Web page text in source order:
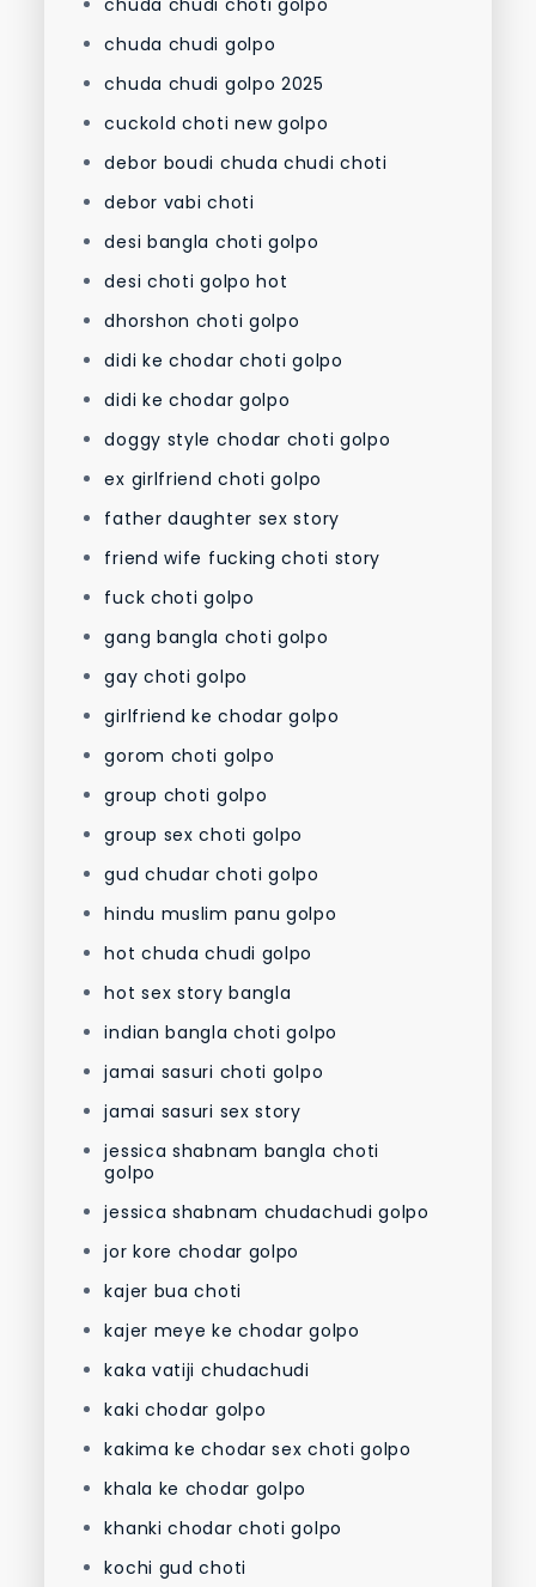
chuda chudi golpo
chuda chudi golpo 2025
cuckold choti new golpo
debor boudi chuda chudi choti
debor vabi choti
desi bangla choti golpo
desi choti golpo hot
dhorshon choti golpo
didi ke chodar choti golpo
didi ke chodar golpo
doggy style chodar choti golpo
ex girlfriend choti golpo
father daughter sex story
friend wife fucking choti story
fuck choti golpo
gang bangla choti golpo
gay choti golpo
girlfriend ke chodar golpo
gorom choti golpo
group choti golpo
group sex choti golpo
gud chudar choti golpo
hindu muslim panu golpo
hot chuda chudi golpo
hot sex story bangla
indian bangla choti golpo
jamai sasuri choti golpo
jamai sasuri sex story
jessica shabnam bangla choti
golpo
jessica shabnam chudachudi golpo
jor kore chodar golpo
kajer bua choti
kajer meye ke chodar golpo
kaka vatiji chudachudi
kaki chodar golpo
kakima ke chodar sex choti golpo
khala ke chodar golpo
khanki chodar choti golpo
kochi gud choti